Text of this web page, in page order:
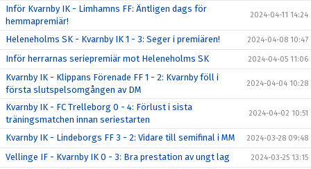
Inför Kvarnby IK - Limhamns FF: Äntligen dags för
hemmapremiär!
2024-04-11 14:24
Heleneholms SK - Kvarnby IK 1 - 3: Seger i premiären! 2024-04-08 10:47
Inför herrarnas seriepremiär mot Heleneholms SK 2024-04-05 11:06
Kvarnby IK - Klippans Förenade FF 1 - 2: Kvarnby föll i
första slutspelsomgången av DM
2024-04-04 10:28
Kvarnby IK - FC Trelleborg 0 - 4: Förlust i sista
träningsmatchen innan seriestarten
2024-04-02 10:51
Kvarnby IK - Lindeborgs FF 3 - 2: Vidare till semifinal i MM 2024-03-28 09:48
Vellinge IF - Kvarnby IK 0 - 3: Bra prestation av ungt lag 2024-03-25 13:15